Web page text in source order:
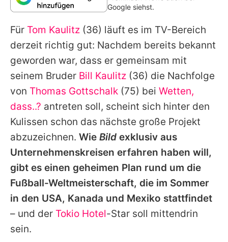
Promiflash Exklusiv
Alle Themen auf Promiflash
Jobs
App runterladen
Team
Redaktionelle Richtlinien
Impressum
Datenschutzerklärung
Nutzungsbedingungen
Utiq verwalten
Google siehst.
Für Tom Kaulitz (36) läuft es im TV-Bereich
derzeit richtig gut: Nachdem bereits bekannt
geworden war, dass er gemeinsam mit
seinem Bruder Bill Kaulitz (36) die Nachfolge
von Thomas Gottschalk (75) bei Wetten,
dass..? antreten soll, scheint sich hinter den
Kulissen schon das nächste große Projekt
abzuzeichnen. Wie Bild exklusiv aus
Unternehmenskreisen erfahren haben will,
gibt es einen geheimen Plan rund um die
Fußball-Weltmeisterschaft, die im Sommer
in den USA, Kanada und Mexiko stattfindet
– und der Tokio Hotel-Star soll mittendrin
sein.